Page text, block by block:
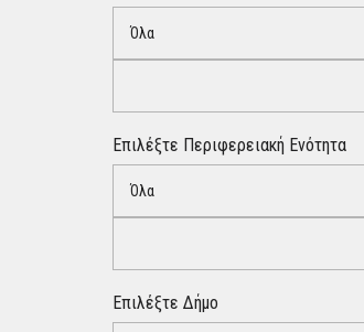
Όλα
Επιλέξτε Περιφερειακή Ενότητα
Όλα
Επιλέξτε Δήμο